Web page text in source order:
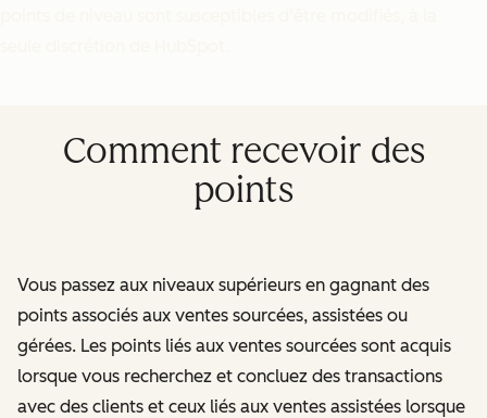
Comment recevoir des
points
Vous passez aux niveaux supérieurs en gagnant des
points associés aux ventes sourcées, assistées ou
gérées. Les points liés aux ventes sourcées sont acquis
lorsque vous recherchez et concluez des transactions
avec des clients et ceux liés aux ventes assistées lorsque